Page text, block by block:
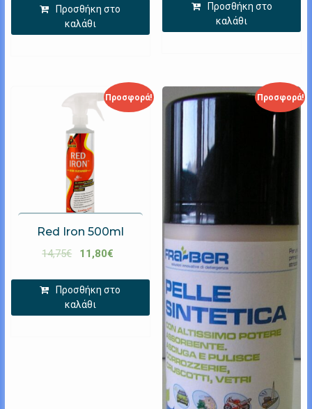
Προσθήκη στο
καλάθι
Προσθήκη στο
καλάθι
Προσφορά!
Red Iron 500ml
14,75€ 11,80€
Προσθήκη στο
καλάθι
Προσφορά!